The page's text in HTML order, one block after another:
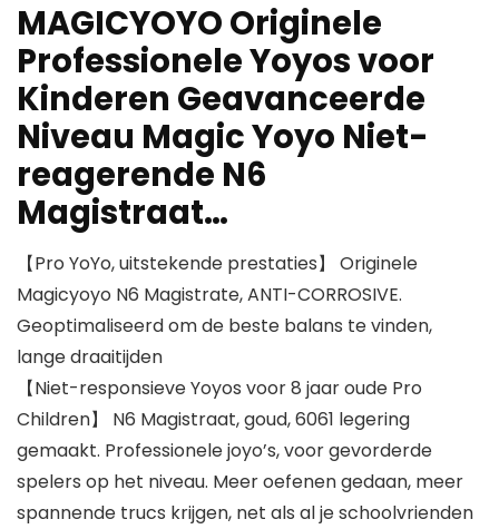
MAGICYOYO Originele
Professionele Yoyos voor
Kinderen Geavanceerde
Niveau Magic Yoyo Niet-
reagerende N6
Magistraat…
【Pro YoYo, uitstekende prestaties】 Originele
Magicyoyo N6 Magistrate, ANTI-CORROSIVE.
Geoptimaliseerd om de beste balans te vinden,
lange draaitijden
【Niet-responsieve Yoyos voor 8 jaar oude Pro
Children】 N6 Magistraat, goud, 6061 legering
gemaakt. Professionele joyo’s, voor gevorderde
spelers op het niveau. Meer oefenen gedaan, meer
spannende trucs krijgen, net als al je schoolvrienden